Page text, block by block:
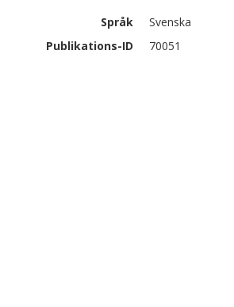
Språk
Svenska
Publikations-ID
70051